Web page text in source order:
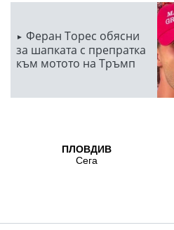
Феран Торес обясни
за шапката с препратка
към мотото на Тръмп